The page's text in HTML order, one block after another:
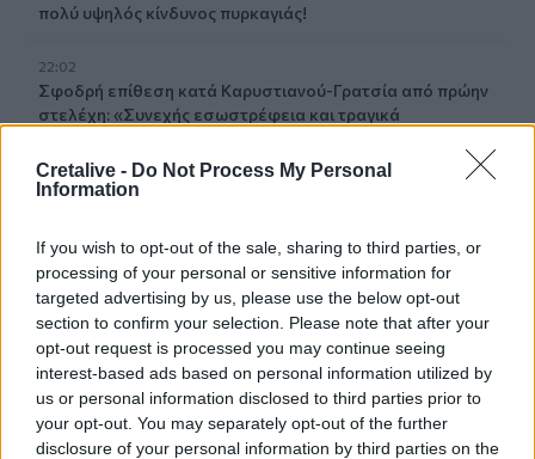
Cretalive - Do Not Process My Personal
Information
If you wish to opt-out of the sale, sharing to third parties, or
processing of your personal or sensitive information for
targeted advertising by us, please use the below opt-out
section to confirm your selection. Please note that after your
opt-out request is processed you may continue seeing
interest-based ads based on personal information utilized by
us or personal information disclosed to third parties prior to
your opt-out. You may separately opt-out of the further
disclosure of your personal information by third parties on the
πολύ υψηλός κίνδυνος πυρκαγιάς!
22:02
Σφοδρή επίθεση κατά Καρυστιανού-Γρατσία από πρώην
στελέχη: «Συνεχής εσωστρέφεια και τραγικά
21:57
Εφέδρων Αξιωματικών στον Καράβολα"
21:39
Λαμία: Απατεώνες άρπαξαν μεγάλο χρηματικό ποσό από
ηλικιωμένη
21:33
Μεσογειακή φώκια έκανε στάση για ξεκούραση στην
παραλία της Αγίας Βάσως στο Τρίκερι